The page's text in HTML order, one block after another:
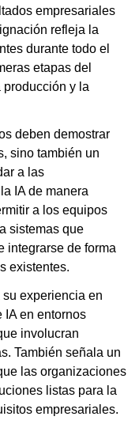
empresariales
refleja la
durante todo el
etapas del
y la
deben demostrar
sino también un
a las
IA de manera
a los equipos
sistemas que
integrarse de forma
existentes.
experiencia en
IA en entornos
involucran
También señala un
las organizaciones
listas para la
empresariales.